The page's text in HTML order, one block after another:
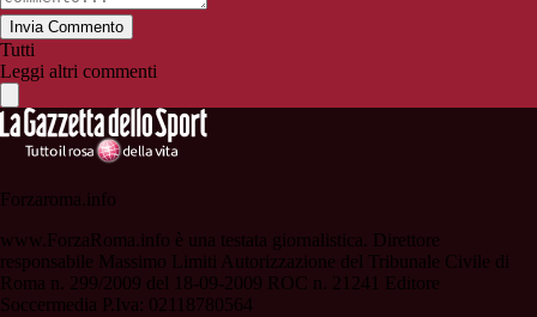
Invia Commento
Tutti
Leggi altri commenti
Forzaroma.info
www.ForzaRoma.info è una testata giornalistica. Direttore
responsabile Massimo Limiti Autorizzazione del Tribunale Civile di
Roma n. 299/2009 del 18-09-2009 ROC n. 21241 Editore
Soccermedia P.Iva: 02118780564